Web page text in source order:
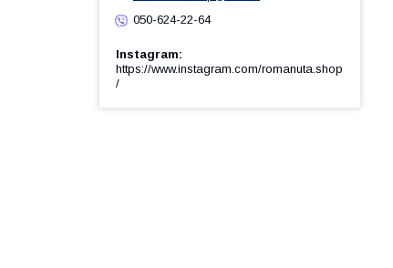
050-624-22-64
Instagram
https://www.instagram.com/romanuta.shop
/